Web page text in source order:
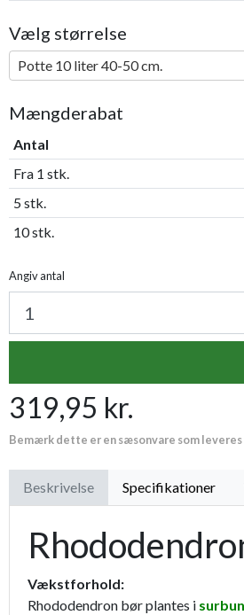
Vælg størrelse
Potte 10 liter 40-50 cm.
Mængderabat
Antal
Fra 1 stk.
5 stk.
10 stk.
Angiv antal
319,95 kr.
Bemærk dette er en sæsonvare som
Beskrivelse Specifikationer
Vækstforhold:
Rhododendron bør plantes i